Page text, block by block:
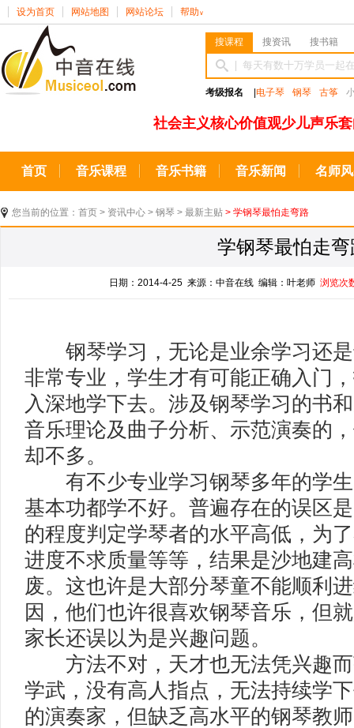
设为首页 网站地图 网站论坛 帮助 ∨
搜课程 搜资讯 搜书籍
考级报名 电子琴 钢琴 古筝
社会主义核心价值观少儿声乐
首页 音乐课程 音乐书籍 音乐新闻 名师
您当前的位置： 首页 > 资讯中心 > 钢琴 > 最新主贴 > 学钢琴最怕走弯路
学钢琴最怕走
日期：2014-4-25 来源：中音在线 编辑：叶老师浏览次
钢琴学习，无论是业余学习还是
非常专业，学生才有可能正确入门
入深地学下去。涉及钢琴学习的书
音乐理论及曲子分析、示范演奏的
却不多。
有不少专业学习钢琴多年的学生
基本功都学不好。普遍存在的误区
的程度判定学琴者的水平高低，为
进度不求质量等等，结果是沙地建
废。这也许是大部分琴童不能顺利
因，他们也许很喜欢钢琴音乐，但
家长还误以为是兴趣问题。
方法不对，天才也无法凭兴趣而
学武，没有高人指点，无法持续学
的演奏家，但缺乏高水平的钢琴教